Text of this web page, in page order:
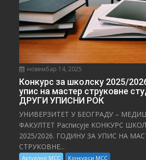
новембар 14, 2025
Конкурс за школску 2025/⁠
упис на мастер струковне
ДРУГИ УПИСНИ РОК
УНИВЕРЗИТЕТ У БЕОГРАДУ –
ФАКУЛТЕТ Расписује КОНКУРС
2025/⁠2026. ГОДИНУ ЗА УПИС НА
СТРУКОВНЕ...
Актуелно МСС Конкурси МСС